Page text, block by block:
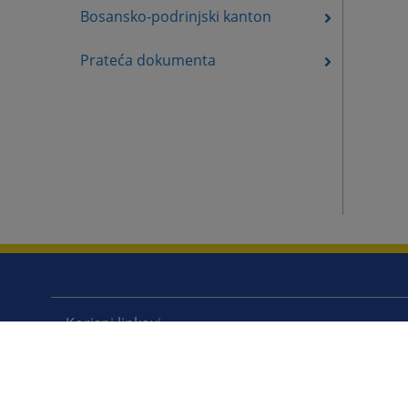
Bosansko-podrinjski kanton
Prateća dokumenta
Korisni linkovi